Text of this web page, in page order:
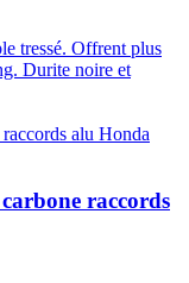
tressé. Offrent plus
Durite noire et
raccords